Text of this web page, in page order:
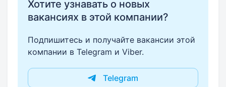
Хотите узнавать о новых
вакансиях в этой компании?
Подпишитесь и получайте вакансии этой
компании в Telegram и Viber.
Telegram